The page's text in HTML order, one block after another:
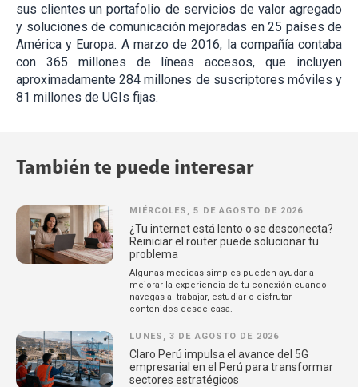
sus clientes un portafolio de servicios de valor agregado
y soluciones de comunicación mejoradas en 25 países de
América y Europa. A marzo de 2016, la compañía contaba
con 365 millones de líneas accesos, que incluyen
aproximadamente 284 millones de suscriptores móviles y
81 millones de UGIs fijas.
También te puede interesar
MIÉRCOLES, 5 DE AGOSTO DE 2026
¿Tu internet está lento o se desconecta?
Reiniciar el router puede solucionar tu
problema
Algunas medidas simples pueden ayudar a
mejorar la experiencia de tu conexión cuando
navegas al trabajar, estudiar o disfrutar
contenidos desde casa.
LUNES, 3 DE AGOSTO DE 2026
Claro Perú impulsa el avance del 5G
empresarial en el Perú para transformar
sectores estratégicos